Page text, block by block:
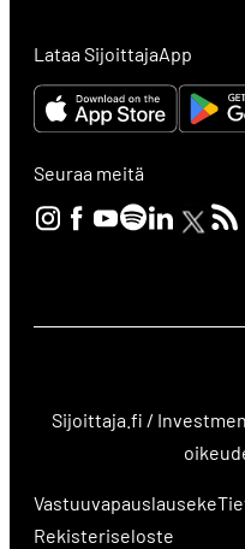
Lataa SijoittajaApp
Seuraa meitä
Sijoittaja.fi /
Vastuuvapauslauseke
Rekisteriseloste